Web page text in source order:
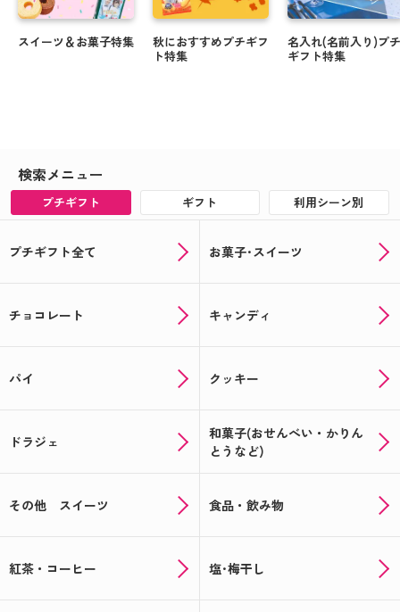
スイーツ＆お菓子特集
秋におすすめプチギフ
ト特集
名入れ(名前入り)プチ
ギフト特集
検索メニュー
プチギフト ギフト 利用シーン別
プチギフト全て お菓子･スイーツ
チョコレート キャンディ
パイ クッキー
ドラジェ
和菓子(おせんべい・かりん
とうなど)
その他 スイーツ 食品・飲み物
紅茶・コーヒー 塩･梅干し